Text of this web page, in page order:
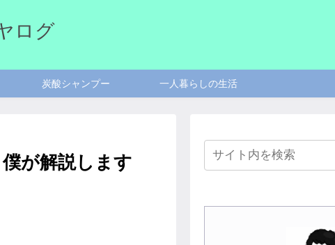
ログ
炭酸シャンプー 一人暮らしの生活
が解説します